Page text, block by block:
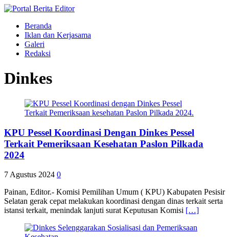
Beranda
Iklan dan Kerjasama
Galeri
Redaksi
Dinkes
KPU Pessel Koordinasi Dengan Dinkes Pessel
Terkait Pemeriksaan Kesehatan Paslon Pilkada
2024
7 Agustus 2024 0
Painan, Editor.- Komisi Pemilihan Umum ( KPU) Kabupaten Pesisir
Selatan gerak cepat melakukan koordinasi dengan dinas terkait serta
istansi terkait, menindak lanjuti surat Keputusan Komisi […]